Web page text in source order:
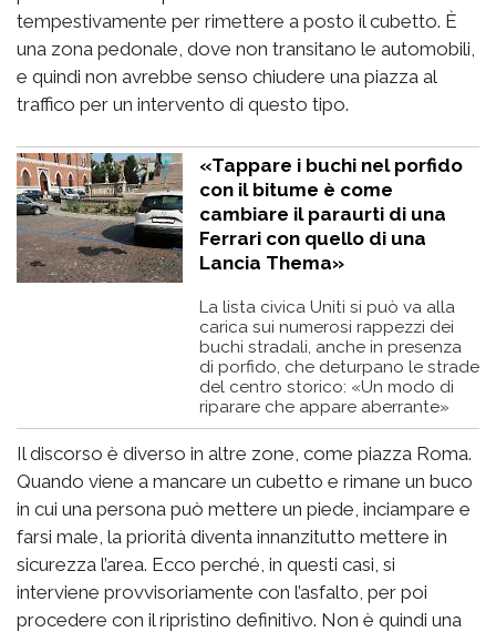
tempestivamente per rimettere a posto il cubetto. È
una zona pedonale, dove non transitano le automobili,
e quindi non avrebbe senso chiudere una piazza al
traffico per un intervento di questo tipo.
«Tappare i buchi nel porfido
con il bitume è come
cambiare il paraurti di una
Ferrari con quello di una
Lancia Thema»
La lista civica Uniti si può va alla
carica sui numerosi rappezzi dei
buchi stradali, anche in presenza
di porfido, che deturpano le strade
del centro storico: «Un modo di
riparare che appare aberrante»
Il discorso è diverso in altre zone, come piazza Roma.
Quando viene a mancare un cubetto e rimane un buco
in cui una persona può mettere un piede, inciampare e
farsi male, la priorità diventa innanzitutto mettere in
sicurezza l’area. Ecco perché, in questi casi, si
interviene provvisoriamente con l’asfalto, per poi
procedere con il ripristino definitivo. Non è quindi una